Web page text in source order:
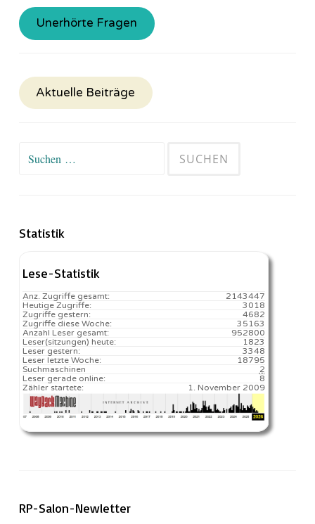
Unerhörte Fragen
Aktuelle Beiträge
Suchen
Statistik
Lese-Statistik
2143447
Anz. Zugriffe gesamt:
3018
Heutige Zugriffe:
4682
Zugriffe gestern:
35163
Zugriffe diese Woche:
952800
Anzahl Leser gesamt:
1823️
Leser(sitzungen) heute:
3348
Leser gestern:
18795️
Leser letzte Woche:
2
Suchmaschinen
8
Leser gerade online:
1. November 2009
Zähler startete:
RP-Salon-Newletter